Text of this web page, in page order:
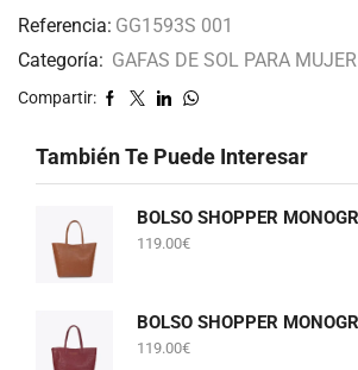
Referencia: GG1593S 001
Categoría: GAFAS DE SOL PARA MUJER
Compartir:
También Te Puede Interesar
119.00€
119.00€